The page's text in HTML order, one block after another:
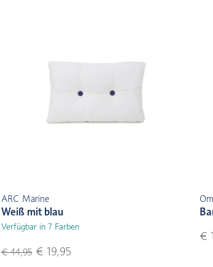
ARC Marine
Weiß mit blau
Verfügbar in 7 Farben
€ 44,95€ 19,95
€